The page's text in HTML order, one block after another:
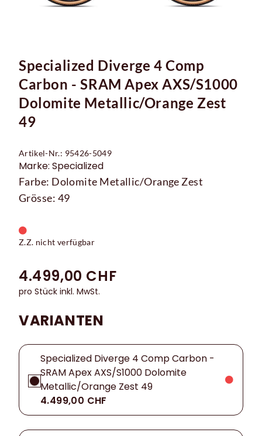
Specialized Diverge 4 Comp
Carbon - SRAM Apex AXS/S1000
Dolomite Metallic/Orange Zest
49
Artikel-Nr.: 95426-5049
Marke: Specialized
Farbe: Dolomite Metallic/Orange Zest
Grösse: 49
Z.Z. nicht verfügbar
4.499,00 CHF
pro Stück inkl. MwSt.
VARIANTEN
Specialized Diverge 4 Comp Carbon -
SRAM Apex AXS/S1000 Dolomite
Metallic/Orange Zest 49
4.499,00 CHF